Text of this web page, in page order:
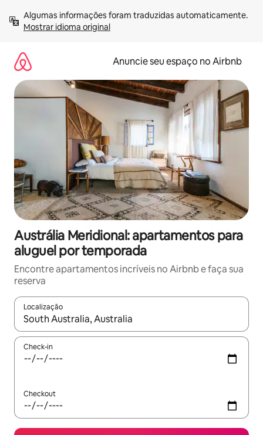
para
Mostrar idioma original
Anuncie seu espaço no Airbnb
Austrália Meridional: apartamentos para
aluguel por temporada
Encontre apartamentos incríveis no Airbnb e faça sua
reserva
Localização
Quando os resultados estiverem disponíveis, explore-os
Check-in
Checkout